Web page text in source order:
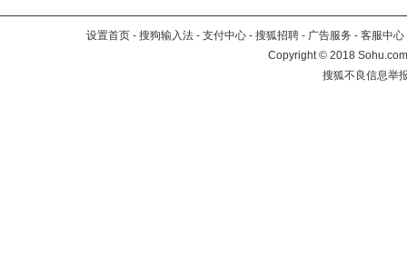
设置首页 - 搜狗输入法 - 支付中心 - 搜狐招聘 - 广告服务 - 客服中心
Copyright©2018
搜狐不良信息举